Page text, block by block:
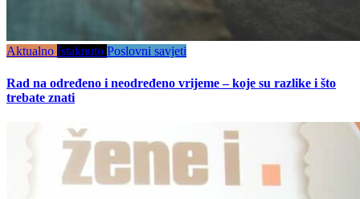
Aktualno Istaknuto Poslovni savjeti
Rad na određeno i neodređeno vrijeme – koje su razlike i što
trebate znati